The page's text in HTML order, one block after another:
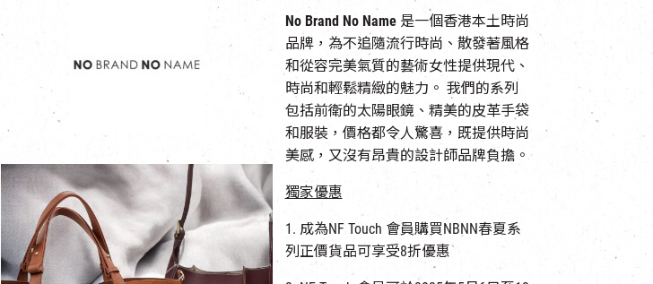
No Brand No Name是一個香港本土時尚
品牌，為不追隨流行時尚、散發著風格
和從容完美氣質的藝術女性提供現代、
時尚和輕鬆精緻的魅力。 我們的系列
包括前衛的太陽眼鏡、精美的皮革手袋
和服裝，價格都令人驚喜，既提供時尚
美感，又沒有昂貴的設計師品牌負擔。
獨家優惠
1. 成為NF Touch 會員購買NBNN春夏系
列正價貨品可享受8折優惠